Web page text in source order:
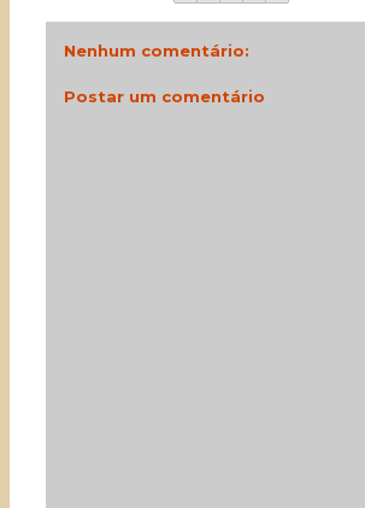
Nenhum comentário:
Postar um comentário